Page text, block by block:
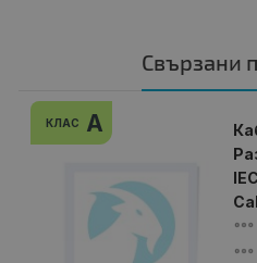
Свързани
КЛАС A